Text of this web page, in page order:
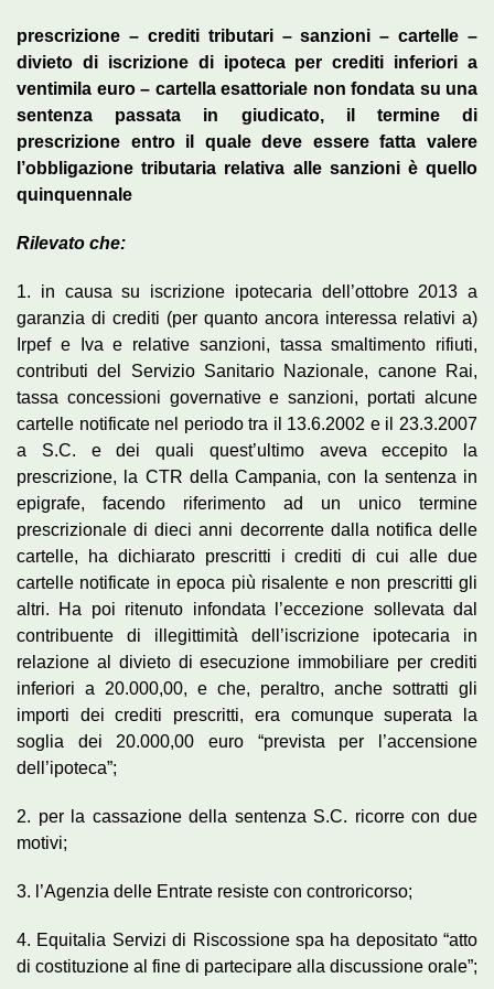
prescrizione – crediti tributari – sanzioni – cartelle –
divieto di iscrizione di ipoteca per crediti inferiori a
ventimila euro – cartella esattoriale non fondata su una
sentenza passata in giudicato, il termine di
prescrizione entro il quale deve essere fatta valere
l’obbligazione tributaria relativa alle sanzioni è quello
quinquennale
Rilevato che:
1. in causa su iscrizione ipotecaria dell’ottobre 2013 a
garanzia di crediti (per quanto ancora interessa relativi a)
Irpef e Iva e relative sanzioni, tassa smaltimento rifiuti,
contributi del Servizio Sanitario Nazionale, canone Rai,
tassa concessioni governative e sanzioni, portati alcune
cartelle notificate nel periodo tra il 13.6.2002 e il 23.3.2007
a S.C. e dei quali quest’ultimo aveva eccepito la
prescrizione, la CTR della Campania, con la sentenza in
epigrafe, facendo riferimento ad un unico termine
prescrizionale di dieci anni decorrente dalla notifica delle
cartelle, ha dichiarato prescritti i crediti di cui alle due
cartelle notificate in epoca più risalente e non prescritti gli
altri. Ha poi ritenuto infondata l’eccezione sollevata dal
contribuente di illegittimità dell’iscrizione ipotecaria in
relazione al divieto di esecuzione immobiliare per crediti
inferiori a 20.000,00, e che, peraltro, anche sottratti gli
importi dei crediti prescritti, era comunque superata la
soglia dei 20.000,00 euro “prevista per l’accensione
dell’ipoteca”;
2. per la cassazione della sentenza S.C. ricorre con due
motivi;
3. l’Agenzia delle Entrate resiste con controricorso;
4. Equitalia Servizi di Riscossione spa ha depositato “atto
di costituzione al fine di partecipare alla discussione orale”;